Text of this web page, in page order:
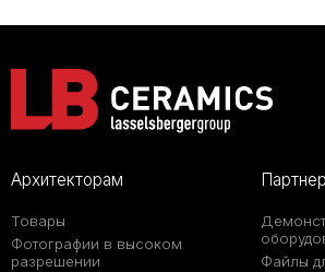
Архитекторам
Товары
Фотографии в высоком
разрешении
Файлы